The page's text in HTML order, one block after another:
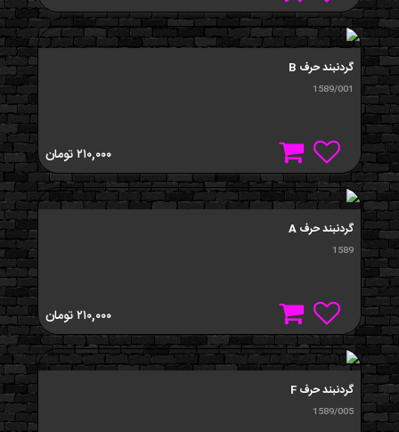
گردنبند حرف B
1589/001
۲۱۰,۰۰۰تومان
گردنبند حرف A
1589
۲۱۰,۰۰۰تومان
گردنبند حرف F
1589/005